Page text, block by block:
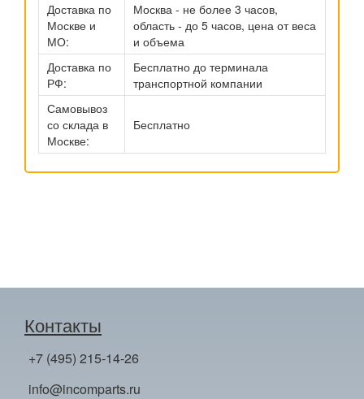
Доставка по
Москве и
МО:
Москва - не более 3 часов,
область - до 5 часов, цена от веса
и объема
Доставка по
РФ:
Бесплатно до терминала
транспортной компании
Самовывоз
со склада в
Москве:
Бесплатно
Контакты
+7 (495) 215-14-26
info@incomparts.ru